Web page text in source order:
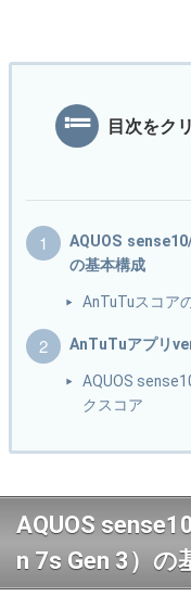
目次をク
AQUOS
の基本構成
AnTuTuスコア
AnTuTuアプリ
AQUOS
クスコア
AQUOS
n 7s Gen 3）の